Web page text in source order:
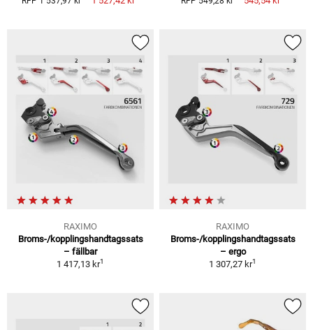
RAXIMO
Broms-/kopplingshandtagssats
– fällbar
1 417,13 kr1
RAXIMO
Broms-/kopplingshandtagssats
– ergo
1 307,27 kr1